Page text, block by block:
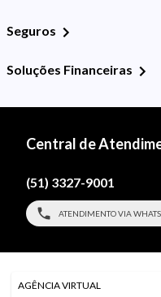
Seguros
Soluções Financeiras
Central de
(51) 3327-9001
ATENDIMENTO VIA
AGÊNCIA VIRTUAL